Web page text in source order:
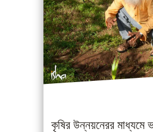
কৃষির উন্নয়নেরর মাধ্যমে